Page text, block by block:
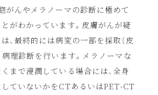
がんやメラノーマの診断に極めて
がわかっています。皮膚がんが疑
、最終的には病変の一部を採取（皮
病理診断を行います。メラノーマな
まで浸潤している場合には、全身
ていないかをCTあるいはPET-CT